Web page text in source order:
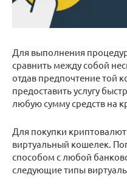
Для выполнения
сравнить между собой
отдав предпочтение той
предоставить услугу
любую сумму средств на
Для покупки
виртуальный кошелек.
способом с любой
следующие типы